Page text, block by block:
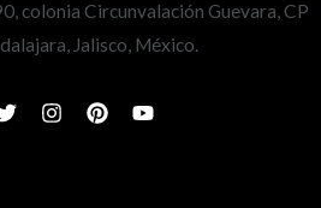
colonia Circunvalación Guevara, CP
Jalisco, México.